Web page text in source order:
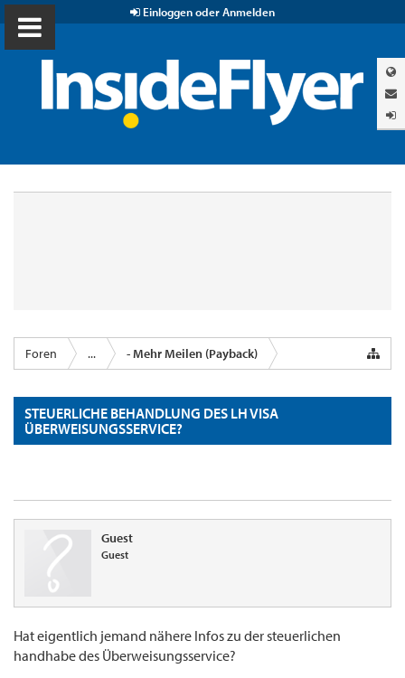
Einloggen oder Anmelden
Foren ... - Mehr Meilen (Payback)
STEUERLICHE BEHANDLUNG DES LH VISA
ÜBERWEISUNGSSERVICE?
Guest
Guest
Hat eigentlich jemand nähere Infos zu der steuerlichen
handhabe des Überweisungsservice?